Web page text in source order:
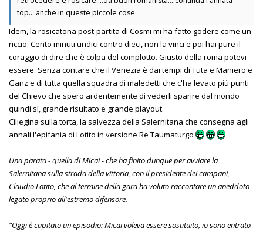
top....anche in queste piccole cose
Idem, la rosicatona post-partita di Cosmi mi ha fatto godere come un
riccio. Cento minuti undici contro dieci, non la vinci e poi hai pure il
coraggio di dire che è colpa del complotto. Giusto della roma potevi
essere. Senza contare che il Venezia è dai tempi di Tuta e Maniero e
Ganz e di tutta quella squadra di maledetti che c'ha levato più punti
del Chievo che spero ardentemente di vederli sparire dal mondo
quindi sì, grande risultato e grande playout.
Ciliegina sulla torta, la salvezza della Salernitana che consegna agli
annali l'epifania di Lotito in versione Re Taumaturgo
Una parata - quella di Micai - che ha finito dunque per avviare la
Salernitana sulla strada della vittoria, con il presidente dei campani,
Claudio Lotito, che al termine della gara ha voluto raccontare un aneddoto
legato proprio all'estremo difensore.
“Oggi è capitato un episodio: Micai voleva essere sostituito, io sono entrato